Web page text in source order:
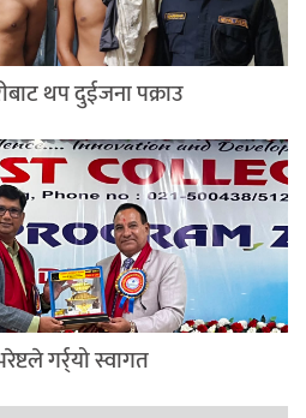
थप दुईजना पक्राउ
गर्र्यो स्वागत